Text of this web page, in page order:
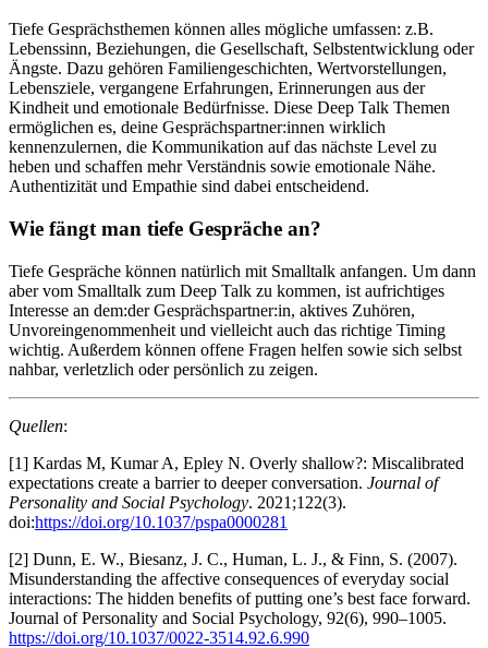
Tiefe Gesprächsthemen können alles mögliche umfassen: z.B.
Lebenssinn, Beziehungen, die Gesellschaft, Selbstentwicklung oder
Ängste. Dazu gehören Familiengeschichten, Wertvorstellungen,
Lebensziele, vergangene Erfahrungen, Erinnerungen aus der
Kindheit und emotionale Bedürfnisse. Diese Deep Talk Themen
ermöglichen es, deine Gesprächspartner:innen wirklich
kennenzulernen, die Kommunikation auf das nächste Level zu
heben und schaffen mehr Verständnis sowie emotionale Nähe.
Authentizität und Empathie sind dabei entscheidend.
Wie fängt man tiefe Gespräche an?
Tiefe Gespräche können natürlich mit Smalltalk anfangen. Um dann
aber vom Smalltalk zum Deep Talk zu kommen, ist aufrichtiges
Interesse an dem:der Gesprächspartner:in, aktives Zuhören,
Unvoreingenommenheit und vielleicht auch das richtige Timing
wichtig. Außerdem können offene Fragen helfen sowie sich selbst
nahbar, verletzlich oder persönlich zu zeigen.
Quellen:
[1] Kardas M, Kumar A, Epley N. Overly shallow?: Miscalibrated
expectations create a barrier to deeper conversation. Journal of
Personality and Social Psychology. 2021;122(3).
doi:https://doi.org/10.1037/pspa0000281
[2] Dunn, E. W., Biesanz, J. C., Human, L. J., & Finn, S. (2007).
Misunderstanding the affective consequences of everyday social
interactions: The hidden benefits of putting one’s best face forward.
Journal of Personality and Social Psychology, 92(6), 990–1005.
https://doi.org/10.1037/0022-3514.92.6.990